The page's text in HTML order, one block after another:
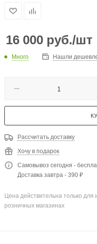
16 000 руб./шт
Много Нашли
Рассчитать доставку
Хочу в подарок
Самовывоз сегодня -
Доставка завтра - 390 ₽
Цена действительна только для
розничных магазинах